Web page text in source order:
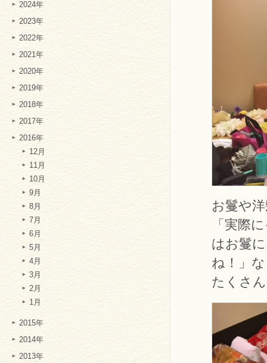
2024年
2023年
2022年
2021年
2020年
2019年
2018年
2017年
2016年
12月
11月
10月
9月
8月
7月
6月
5月
4月
3月
2月
1月
2015年
2014年
2013年
お鬘や
「実際
はお鬘
ね！」
たくさ